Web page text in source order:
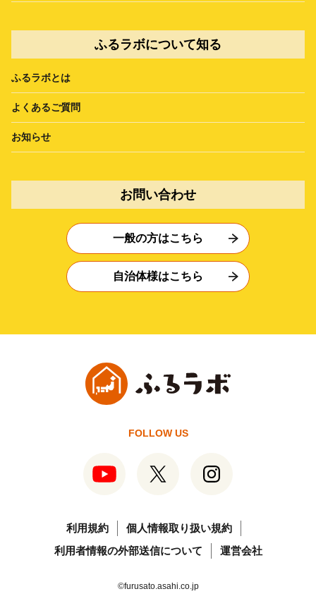
ふるラボについて知る
ふるラボとは
よくあるご質問
お知らせ
お問い合わせ
一般の方はこちら
自治体様はこちら
FOLLOW US
利用規約
個人情報取り扱い規約
利用者情報の外部送信について
運営会社
©furusato.asahi.co.jp